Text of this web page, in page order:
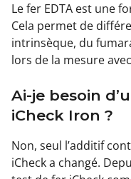
Le fer EDTA est une
Cela permet de
intrinsèque, du
lors de la mesure
Ai-je besoin
iCheck Iron ?
Non, seul l’additif
iCheck a changé.